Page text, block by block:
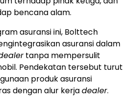
bencana alam.
asuransi ini, Bolttech
asuransi dalam
tanpa mempersulit
Pendekatan tersebut turut
produk asuransi
dengan alur kerjadealer.